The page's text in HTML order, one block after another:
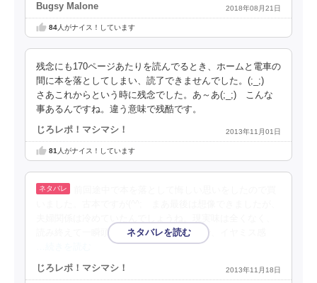
Bugsy Malone 2018年08月21日
84人がナイス！しています
残念にも170ページあたりを読んでるとき、ホームと電車の
間に本を落としてしまい、読了できませんでした。(;_;)
さあこれからという時に残念でした。あ～あ(;_;) こんな
事あるんですね。違う意味で残酷です。
じろレポ！マシマシ！ 2013年11月01日
81 人がナイス！しています
読み終えて一瞬頭の中が白くなったようで、イヤミス感
じろレポ！マシマシ！ 2013年11月18日